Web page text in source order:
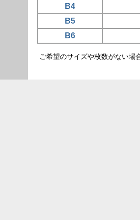
B4
B5
B6
ご希望のサイズや枚数がない場